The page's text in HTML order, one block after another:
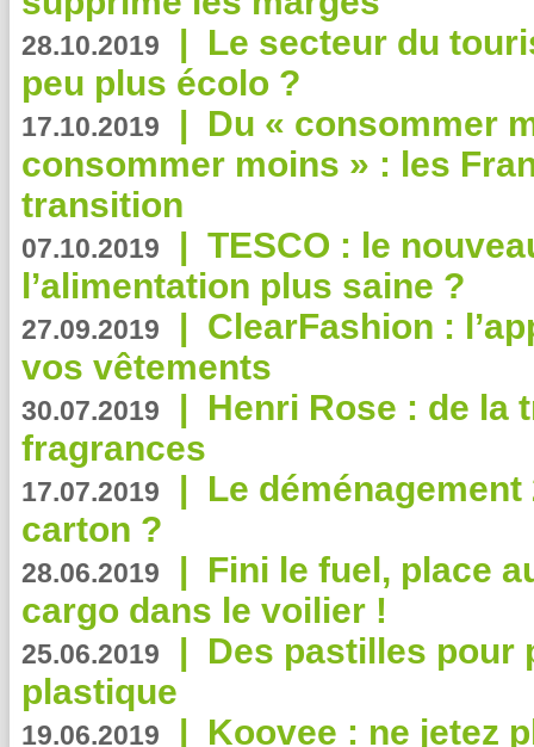
28.10.2019 | Le secteur du
peu plus écolo ?
17.10.2019 | Du « consommer
consommer moins » : les
transition
07.10.2019 | TESCO : le
l’alimentation plus saine ?
27.09.2019 | ClearFashion :
vos vêtements
30.07.2019 | Henri Rose : de la
fragrances
17.07.2019 | Le
carton ?
28.06.2019 | Fini le fuel, place
cargo dans le voilier !
25.06.2019 | Des pastilles pour
plastique
19.06.2019 | Koovee : ne jetez